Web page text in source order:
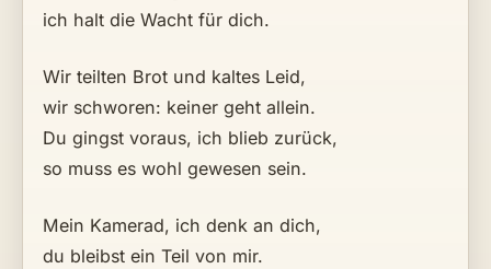
ich halt die Wacht für dich.
Wir teilten Brot und kaltes Leid,
wir schworen: keiner geht allein.
Du gingst voraus, ich blieb zurück,
so muss es wohl gewesen sein.
Mein Kamerad, ich denk an dich,
du bleibst ein Teil von mir.